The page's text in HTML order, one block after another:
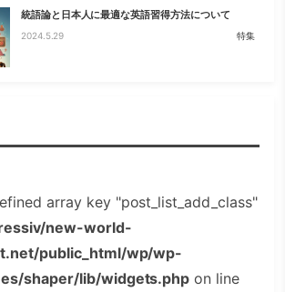
統語論と日本人に最適な英語習得方法について
2024.5.29 特集
array key "post_list_add_class"
new-world-
public_html/wp/wp-
shaper/lib/widgets.php on line